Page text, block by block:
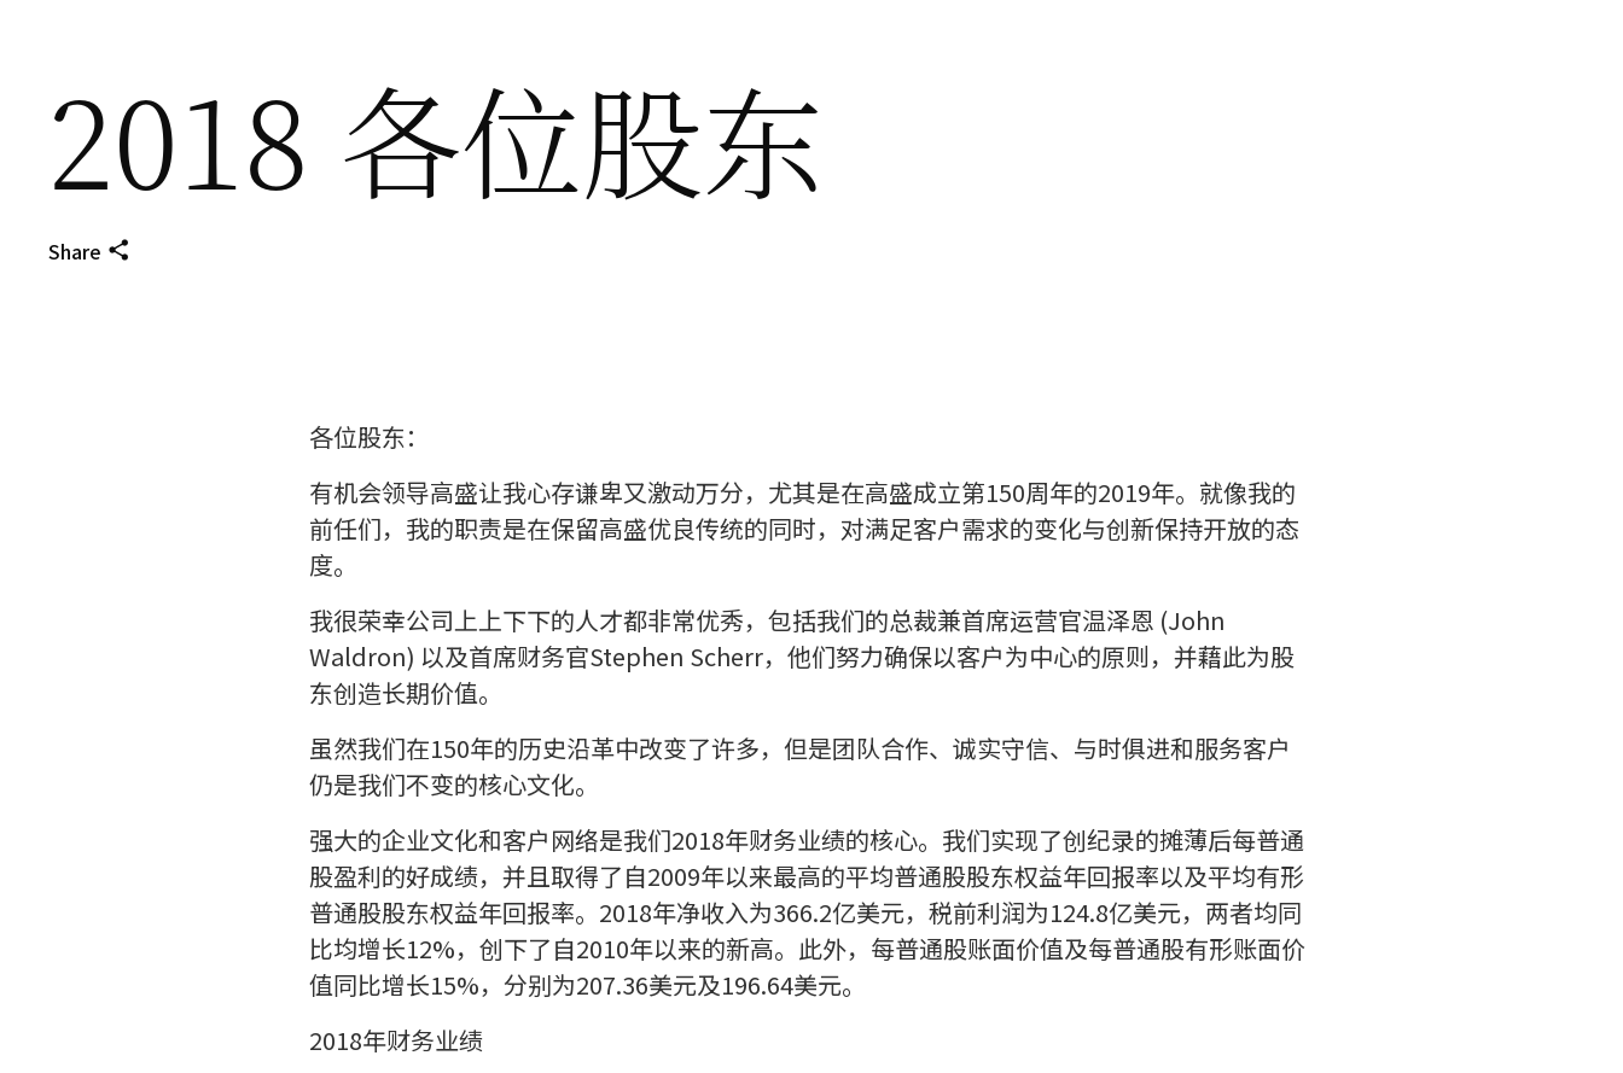
2018 各位股东
Share
各位股东：
有机会领导高盛让我心存谦卑又激动万分，尤其是在高盛成立第150周年的2019年。就像我的
前任们，我的职责是在保留高盛优良传统的同时，对满足客户需求的变化与创新保持开放的态
度。
我很荣幸公司上上下下的人才都非常优秀，包括我们的总裁兼首席运营官温泽恩 (John
Waldron) 以及首席财务官Stephen Scherr，他们努力确保以客户为中心的原则，并藉此为股
东创造长期价值。
虽然我们在150年的历史沿革中改变了许多，但是团队合作、诚实守信、与时俱进和服务客户
仍是我们不变的核心文化。
强大的企业文化和客户网络是我们2018年财务业绩的核心。我们实现了创纪录的摊薄后每普通
股盈利的好成绩，并且取得了自2009年以来最高的平均普通股股东权益年回报率以及平均有形
普通股股东权益年回报率。2018年净收入为366.2亿美元，税前利润为124.8亿美元，两者均同
比均增长12%，创下了自2010年以来的新高。此外，每普通股账面价值及每普通股有形账面价
值同比增长15%，分别为207.36美元及196.64美元。
2018年财务业绩